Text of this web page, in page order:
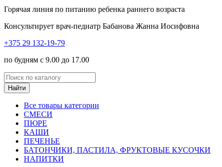
Горячая линия по питанию ребенка раннего возраста
Консультирует врач-педиатр Бабанова Жанна Иосифовна
+375 29 132-19-79
по будням с 9.00 до 17.00
Найти
Все товары категории
СМЕСИ
ПЮРЕ
КАШИ
ПЕЧЕНЬЕ
БАТОНЧИКИ, ПАСТИЛА, ФРУКТОВЫЕ КУСОЧКИ
НАПИТКИ